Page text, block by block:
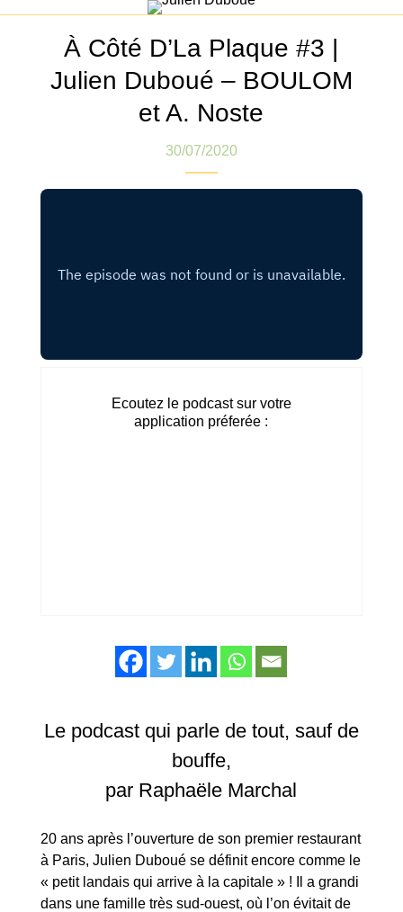
À Côté D’La Plaque #3 |
Julien Duboué – BOULOM
et A. Noste
30/07/2020
Ecoutez le podcast sur votre
application préferée :
Le podcast qui parle de tout, sauf de
bouffe,
par Raphaële Marchal
20 ans après l’ouverture de son premier restaurant
à Paris, Julien Duboué se définit encore comme le
« petit landais qui arrive à la capitale » ! Il a grandi
dans une famille très sud-ouest, où l’on évitait de